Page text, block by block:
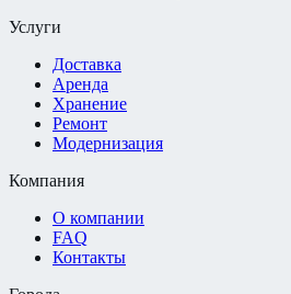
Услуги
Доставка
Аренда
Хранение
Ремонт
Модернизация
Компания
О компании
FAQ
Контакты